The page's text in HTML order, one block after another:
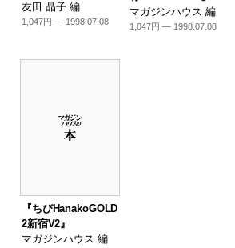
友田 晶子 編
1,047円 — 1998.07.08
マガジンハウス 編
1,047円 — 1998.07.08
『ちびHanakoGOLD
2新宿V2』
マガジンハウス 編